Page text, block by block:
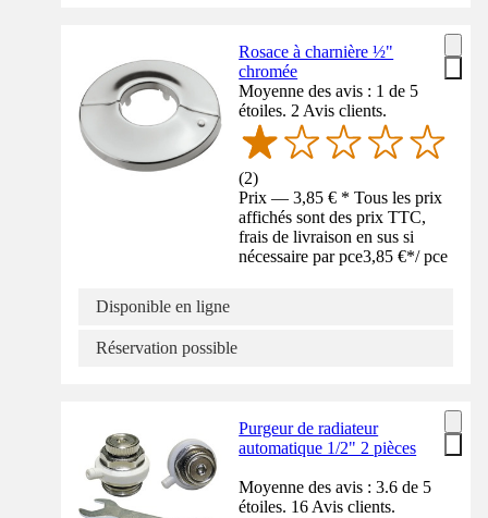
Rosace à charnière ½"
chromée
Moyenne des avis : 1 de 5
étoiles. 2 Avis clients.
(2)
Prix — 3,85 € * Tous les prix
affichés sont des prix TTC,
frais de livraison en sus si
nécessaire par pce3,85 €*/ pce
Disponible en ligne
Réservation possible
Purgeur de radiateur
automatique 1/2" 2 pièces
Moyenne des avis : 3.6 de 5
étoiles. 16 Avis clients.